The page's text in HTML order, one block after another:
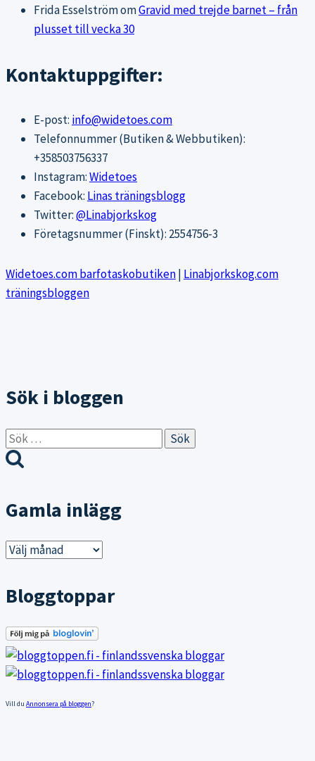
Frida EsselströmomGravid med trejde barnet – från
plusset till vecka 30
Kontaktuppgifter:
E-post: info@widetoes.com
Telefonnummer (Butiken & Webbutiken):
+358503756337
Instagram:Widetoes
Facebook: Linas träningsblogg
Twitter:@Linabjorkskog
Företagsnummer (Finskt): 2554756-3
Widetoes.com barfotaskobutiken| Linabjorkskog.com
träningsbloggen
Sök i bloggen
Sök
efter:
Gamla inlägg
Gamla
Bloggtoppar
Vill du Annonsera på bloggen?